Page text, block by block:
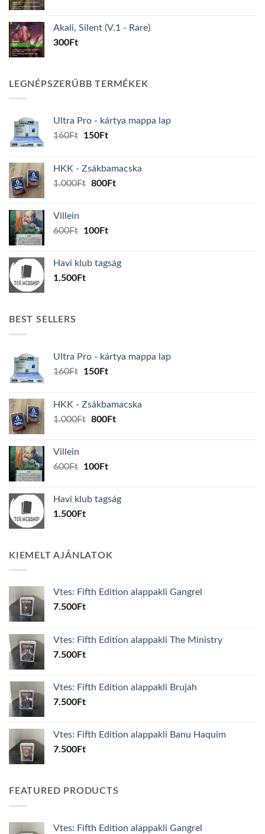
Akali, Silent (V.1 - Rare)
300Ft
LEGNÉPSZERŰBB TERMÉKEK
Ultra Pro - kártya mappa lap
160Ft
Original
160Ft.
150FtCurrent
150Ft.
HKK - Zsákbamacska
1.000Ft Original
800FtCurrent
Villein
600Ft
Original
600Ft.
100FtCurrent
100Ft.
Havi klub tagság
1.500Ft
BEST SELLERS
Ultra Pro - kártya mappa lap
160Ft
Original
160Ft.
150FtCurrent
150Ft.
HKK - Zsákbamacska
1.000Ft Original
800FtCurrent
Villein
600Ft
Original
600Ft.
100FtCurrent
100Ft.
Havi klub tagság
1.500Ft
KIEMELT AJÁNLATOK
Vtes: Fifth Edition alappakli Gangrel
7.500Ft
Vtes: Fifth Edition alappakli The Ministry
7.500Ft
Vtes: Fifth Edition alappakli Brujah
7.500Ft
Vtes: Fifth Edition alappakli Banu Haquim
7.500Ft
FEATURED PRODUCTS
Vtes: Fifth Edition alappakli Gangrel